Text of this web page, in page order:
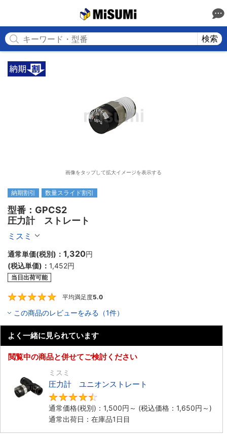
検索
画像をタップして拡大イメージを表示する
納期割引 数量スライド割引
型番：GPCS2
圧力計　ストレート
ミスミ
通常単価(税別)： 1,320円
(税込単価)： 1,452円
当日出荷可能
平均満足度5.0
この商品のレビューをみる（1件）
よく一緒に見られています
閲覧中の商品と併せてご検討ください
ミスミ
圧力計 ユニオンストレート
通常価格(税別)： 1,500円 ～ (税込価格： 1,650円 ～)
通常出荷日：在庫品1日目